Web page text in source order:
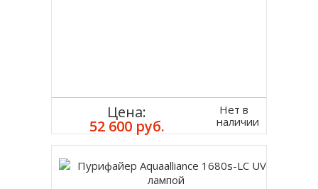
Цена:
52 600 руб.
Нет в
наличии